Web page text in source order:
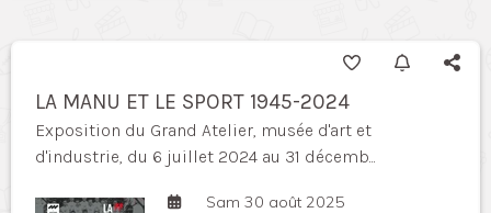
LA MANU ET LE SPORT 1945-2024
Exposition du Grand Atelier, musée d'art et
d'industrie, du 6 juillet 2024 au 31 décemb...
Sam 30 août 2025